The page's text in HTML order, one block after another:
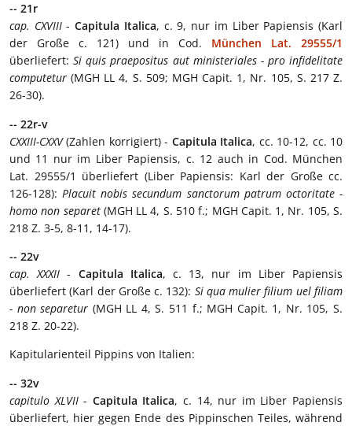
-- 21r
cap. CXVIII-Capitula Italica, c. 9, nur im Liber Papiensis (Karl
der Große c. 121) und in Cod. München Lat. 29555/1
überliefert:Si quis praepositus aut ministeriales - pro infidelitate
computetur (MGH LL 4, S. 509; MGH Capit. 1, Nr. 105, S. 217 Z.
26-30).
-- 22r-v
CXXIII-CXXV(Zahlen korrigiert) - Capitula Italica, cc. 10-12, cc. 10
und 11 nur im Liber Papiensis, c. 12 auch in Cod. München
Lat. 29555/1 überliefert (Liber Papiensis: Karl der Große cc.
126-128): Placuit nobis secundum sanctorum patrum octoritate -
homo non separet(MGH LL 4, S. 510 f.; MGH Capit. 1, Nr. 105, S.
218 Z. 3-5, 8-11, 14-17).
-- 22v
cap. XXXII - Capitula Italica, c. 13, nur im Liber Papiensis
überliefert (Karl der Große c. 132): Si qua mulier filium uel filiam
- non separetur (MGH LL 4, S. 511 f.; MGH Capit. 1, Nr. 105, S.
218 Z. 20-22).
Kapitularienteil Pippins von Italien:
-- 32v
capitulo XLVII- Capitula Italica, c. 14, nur im Liber Papiensis
überliefert, hier gegen Ende des Pippinschen Teiles, während